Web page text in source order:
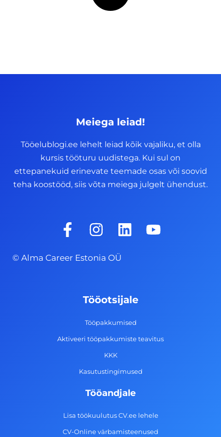
Meiega leiad!
Tööelublogi.ee lehelt leiad kõik vajaliku, et olla
kursis tööturu uudistega. Kui sul on
ettepanekuid erinevate teemade osas või soovid
teha koostööd, siis võta meiega julgelt ühendust.
F
a
e
-
I
n
s
t
g
a
m
L
i
d
n
Y
o
© Alma Career Estonia OÜ
Tööotsijale
Tööpakkumised
Aktiveeri tööpakkumiste teavitus
KKK
Kasutustingimused
Tööandjale
Lisa töökuulutus CV.ee lehele
CV-Online värbamisteenused